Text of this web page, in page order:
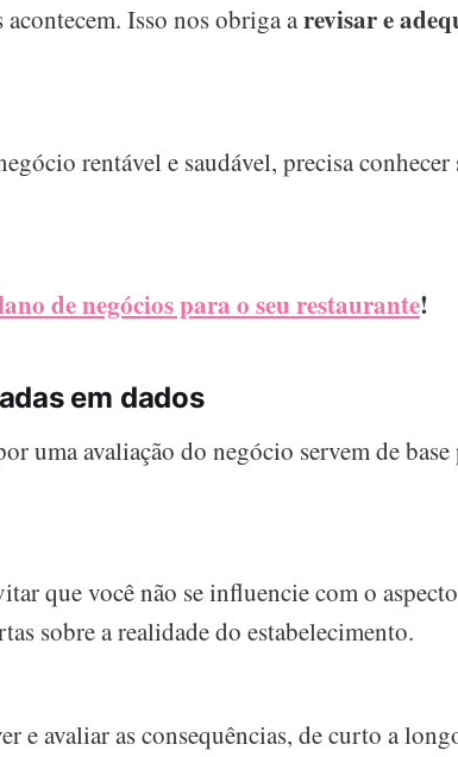
Isso nos obriga arevisar e
rentável e saudável, precisa conhecer
de negócios para o seu restaurante!
em dados
uma avaliação do negócio servem de base
que você não se influencie com o
sobre a realidade do estabelecimento.
e avaliar as consequências, de curto a